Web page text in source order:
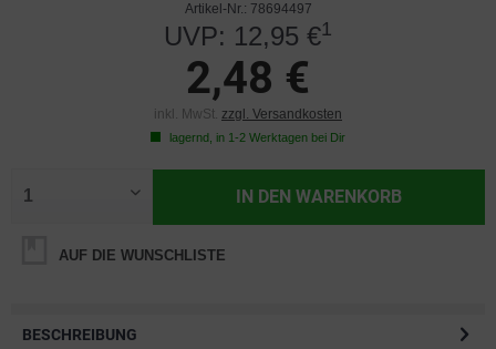
Artikel-Nr.: 78694497
UVP: 12,95 €1
2,48 €
inkl. MwSt. zzgl. Versandkosten
lagernd, in 1-2 Werktagen bei Dir
IN DEN WARENKORB
AUF DIE WUNSCHLISTE
BESCHREIBUNG